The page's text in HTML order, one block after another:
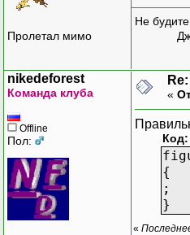
Пролетал мимо
Не
nikedeforest
Команда клуба
Offline
Пол:
«
Код:
{
;
}
«